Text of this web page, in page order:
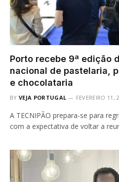
Porto recebe 9ª edição
nacional de pastelaria,
e chocolataria
BY VEJA PORTUGAL FEVEREIRO 11,
A TECNIPÃO prepara-se para
com a expectativa de voltar a